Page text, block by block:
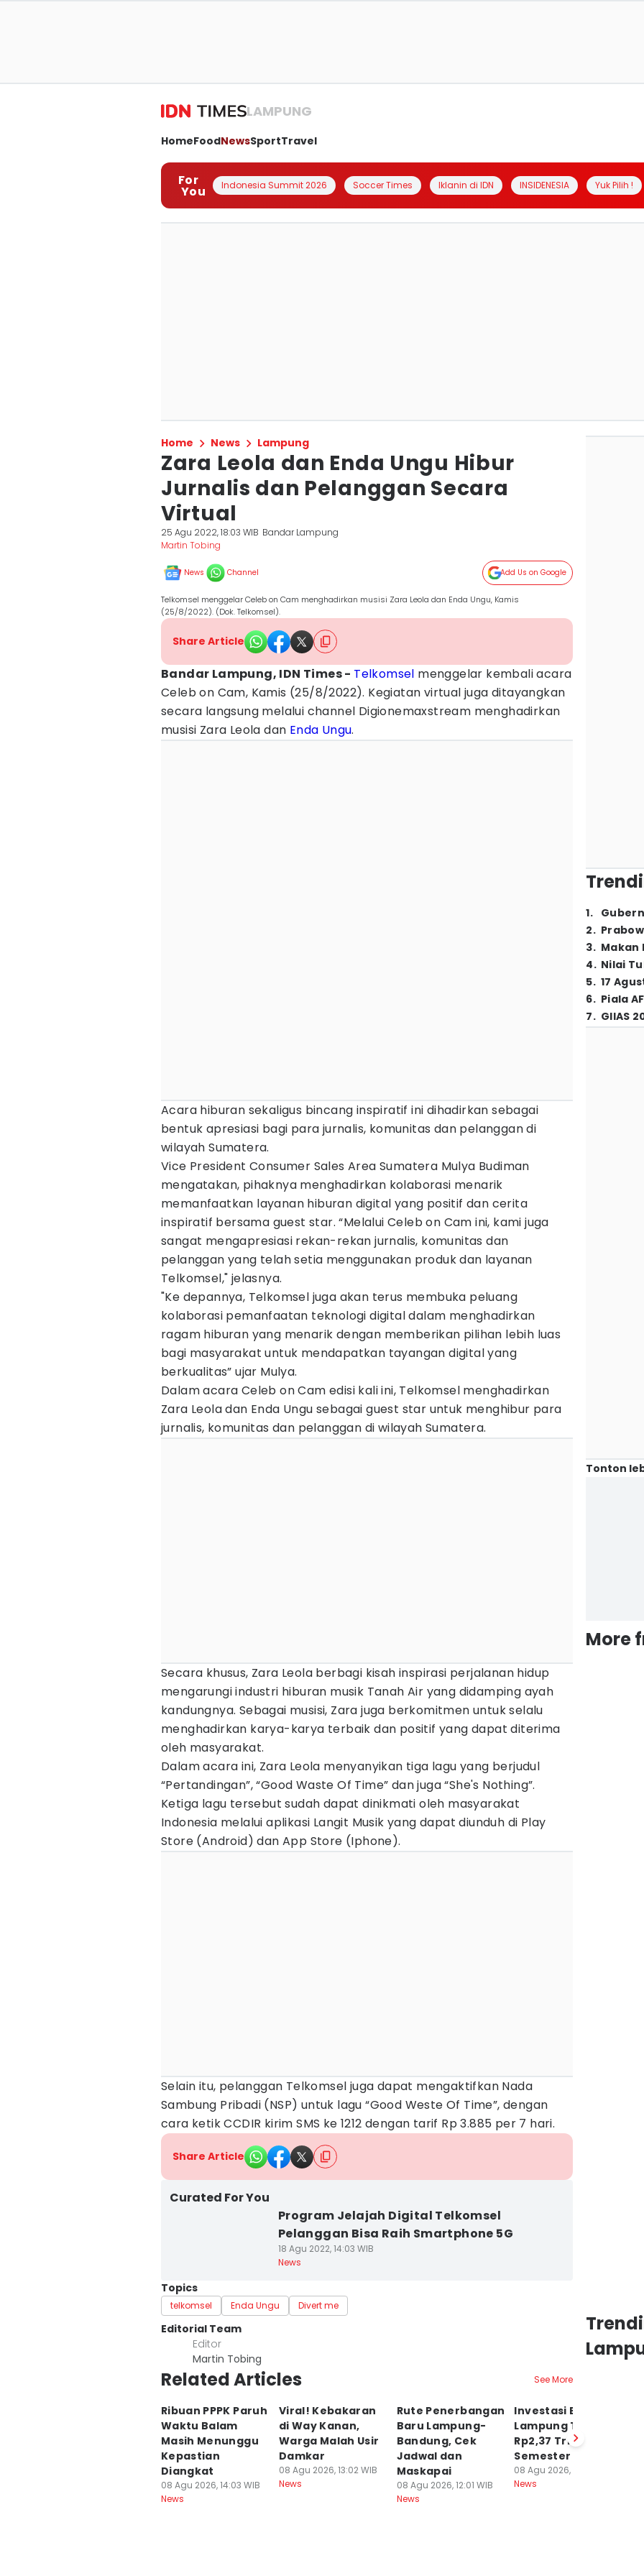
LAMPUNG
HomeFoodNewsSportTravel
For
You Indonesia Summit 2026 Soccer Times Iklanin di IDN INSIDENESIA Yuk Pilih !
Home News Lampung
Zara Leola dan Enda Ungu Hibur
Jurnalis dan Pelanggan Secara
Virtual
25 Agu 2022, 18:03 WIB Bandar Lampung
Martin Tobing
News Channel Add Us on Google
Telkomsel menggelar Celeb on Cam menghadirkan musisi Zara Leola dan Enda Ungu, Kamis
(25/8/2022). (Dok. Telkomsel).
Share Article
Bandar Lampung, IDN Times - Telkomsel menggelar kembali acara
Celeb on Cam, Kamis (25/8/2022). Kegiatan virtual juga ditayangkan
secara langsung melalui channel Digionemaxstream menghadirkan
musisi Zara Leola dan Enda Ungu.
Acara hiburan sekaligus bincang inspiratif ini dihadirkan sebagai
bentuk apresiasi bagi para jurnalis, komunitas dan pelanggan di
wilayah Sumatera.
Vice President Consumer Sales Area Sumatera Mulya Budiman
mengatakan, pihaknya menghadirkan kolaborasi menarik
memanfaatkan layanan hiburan digital yang positif dan cerita
inspiratif bersama guest star. “Melalui Celeb on Cam ini, kami juga
sangat mengapresiasi rekan-rekan jurnalis, komunitas dan
pelanggan yang telah setia menggunakan produk dan layanan
Telkomsel," jelasnya.
"Ke depannya, Telkomsel juga akan terus membuka peluang
kolaborasi pemanfaatan teknologi digital dalam menghadirkan
ragam hiburan yang menarik dengan memberikan pilihan lebih luas
bagi masyarakat untuk mendapatkan tayangan digital yang
berkualitas” ujar Mulya.
Dalam acara Celeb on Cam edisi kali ini, Telkomsel menghadirkan
Zara Leola dan Enda Ungu sebagai guest star untuk menghibur para
jurnalis, komunitas dan pelanggan di wilayah Sumatera.
Secara khusus, Zara Leola berbagi kisah inspirasi perjalanan hidup
mengarungi industri hiburan musik Tanah Air yang didamping ayah
kandungnya. Sebagai musisi, Zara juga berkomitmen untuk selalu
menghadirkan karya-karya terbaik dan positif yang dapat diterima
oleh masyarakat.
Dalam acara ini, Zara Leola menyanyikan tiga lagu yang berjudul
“Pertandingan”, “Good Waste Of Time” dan juga “She's Nothing”.
Ketiga lagu tersebut sudah dapat dinikmati oleh masyarakat
Indonesia melalui aplikasi Langit Musik yang dapat diunduh di Play
Store (Android) dan App Store (Iphone).
Selain itu, pelanggan Telkomsel juga dapat mengaktifkan Nada
Sambung Pribadi (NSP) untuk lagu “Good Weste Of Time”, dengan
cara ketik CCDIR kirim SMS ke 1212 dengan tarif Rp 3.885 per 7 hari.
Share Article
Curated For You
Program Jelajah Digital Telkomsel
Pelanggan Bisa Raih Smartphone 5G
18 Agu 2022, 14:03 WIB
News
Topics
telkomsel Enda Ungu Divert me
Editorial Team
Editor
Martin Tobing
Related Articles See More
Ribuan PPPK Paruh
Waktu Balam
Masih Menunggu
Kepastian
Diangkat
08 Agu 2026, 14:03 WIB
News
Viral! Kebakaran
di Way Kanan,
Warga Malah Usir
Damkar
08 Agu 2026, 13:02 WIB
News
Rute Penerbangan
Baru Lampung-
Bandung, Cek
Jadwal dan
Maskapai
08 Agu 2026, 12:01 WIB
News
Investasi Bandar
Lampung Tembus
Rp2,37 Triliun
Semester I 2026
08 Agu 2026, 11:03 WIB
News
1.
2.
3. Makan
4. Nilai
5. 17
6. Piala
7. GIIAS
Tonton
More